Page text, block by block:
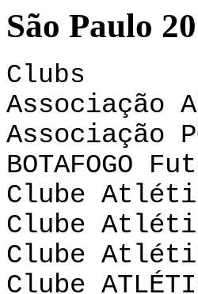
São Paulo
Clubs
Associação
Associação
BOTAFOGO
Clube
Clube
Clube
Clube